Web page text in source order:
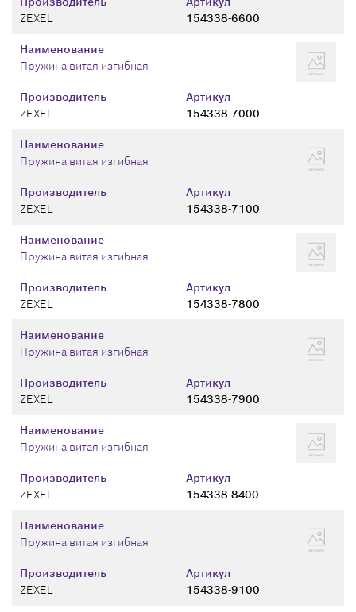
ZEXEL
154338-6600
Производитель
ZEXEL
Артикул
154338-7000
Наименование
Пружина витая изгибная
Производитель
ZEXEL
Артикул
154338-7100
Наименование
Пружина витая изгибная
Производитель
ZEXEL
Артикул
154338-7800
Наименование
Пружина витая изгибная
Производитель
ZEXEL
Артикул
154338-7900
Наименование
Пружина витая изгибная
Производитель
ZEXEL
Артикул
154338-8400
Наименование
Пружина витая изгибная
Производитель
ZEXEL
Артикул
154338-9100
Наименование
Пружина витая изгибная